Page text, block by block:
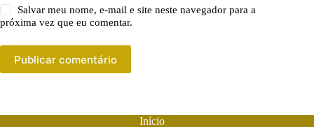
Salvar meu nome, e-mail e site neste navegador para a
próxima vez que eu comentar.
Publicar comentário
Início